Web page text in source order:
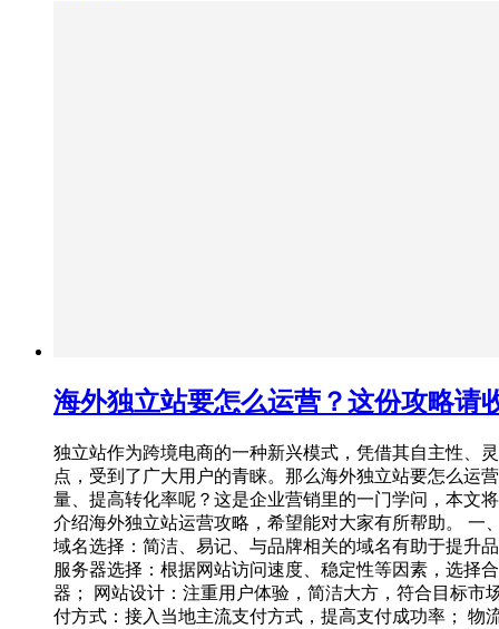
海外独立站要怎么运营？这份攻略请
独立站作为跨境电商的一种新兴模式，凭借其自主性、
点，受到了广大用户的青睐。那么海外独立站要怎么运
量、提高转化率呢？这是企业营销里的一门学问，本文
介绍海外独立站运营攻略，希望能对大家有所帮助。 一
域名选择：简洁、易记、与品牌相关的域名有助于提升
服务器选择：根据网站访问速度、稳定性等因素，选择
器； 网站设计：注重用户体验，简洁大方，符合目标市
付方式：接入当地主流支付方式，提高支付成功率； 物